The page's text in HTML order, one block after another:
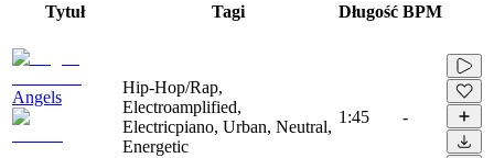
Tytuł Tagi Długość BPM
Angels
Hip-Hop/Rap,
Electroamplified,
Electricpiano, Urban, Neutral,
Energetic
1:45 -